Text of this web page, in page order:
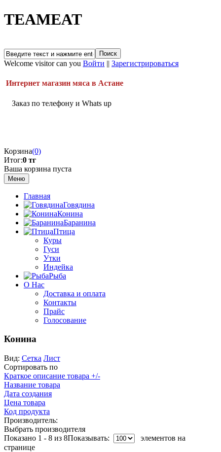
TEAMEAT
Welcome visitor can you Войти || Зарегистрироваться
Интернет магазин мяса в Астане
Заказ по телефону и Whats up
Корзина(0)
Итог:0 тг
Ваша корзина пуста
Меню
Главная
Говядина
Конина
Баранина
Птица
Куры
Гуси
Утки
Индейка
Рыба
О Нас
Доставка и оплата
Контакты
Прайс
Голосование
Конина
Вид: Сетка Лист
Сортировать по
Краткое описание товара +/-
Название товара
Дата создания
Цена товара
Код продукта
Производитель:
Выбрать производителя
Показано 1 - 8 из 8Показывать:
элементов на
странице